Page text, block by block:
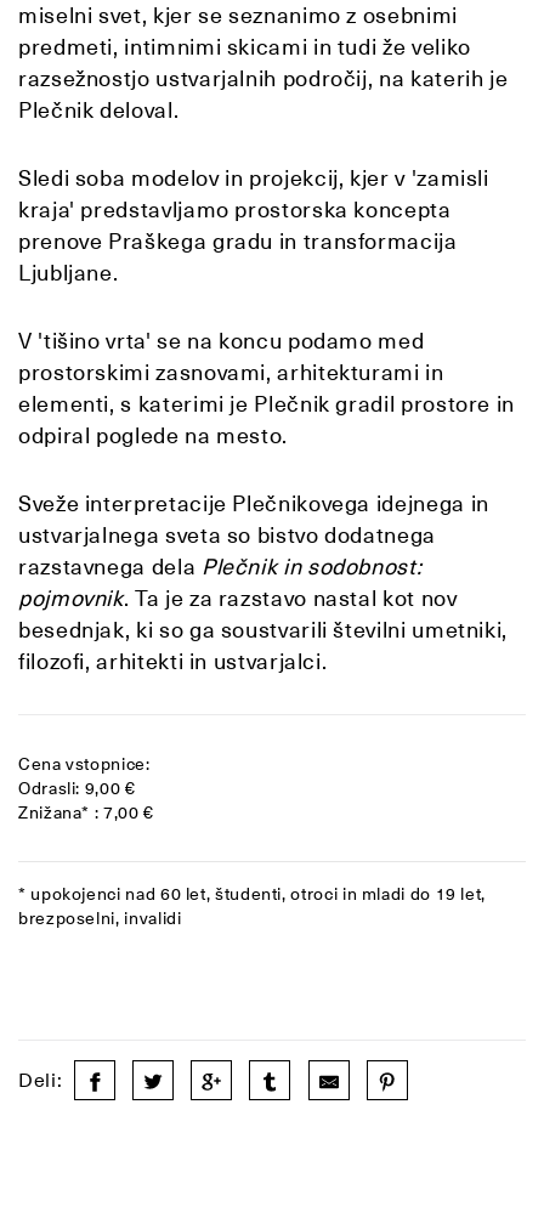
miselni svet, kjer se seznanimo z osebnimi
predmeti, intimnimi skicami in tudi že veliko
razsežnostjo ustvarjalnih področij, na katerih je
Plečnik deloval.
Sledi soba modelov in projekcij, kjer v 'zamisli
kraja' predstavljamo prostorska koncepta
prenove Praškega gradu in transformacija
Ljubljane.
V 'tišino vrta' se na koncu podamo med
prostorskimi zasnovami, arhitekturami in
elementi, s katerimi je Plečnik gradil prostore in
odpiral poglede na mesto.
Sveže interpretacije Plečnikovega idejnega in
ustvarjalnega sveta so bistvo dodatnega
razstavnega dela Plečnik in sodobnost:
pojmovnik. Ta je za razstavo nastal kot nov
besednjak, ki so ga soustvarili številni umetniki,
filozofi, arhitekti in ustvarjalci.
Cena vstopnice:
Odrasli: 9,00 €
Znižana* : 7,00 €
* upokojenci nad 60 let, študenti, otroci in mladi do 19 let,
brezposelni, invalidi
Deli: